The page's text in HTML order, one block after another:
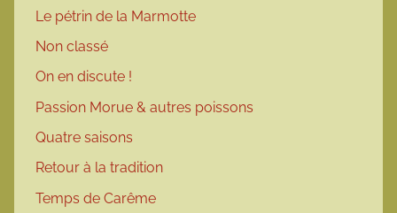
Le pétrin de la Marmotte
Non classé
On en discute !
Passion Morue & autres poissons
Quatre saisons
Retour à la tradition
Temps de Carême